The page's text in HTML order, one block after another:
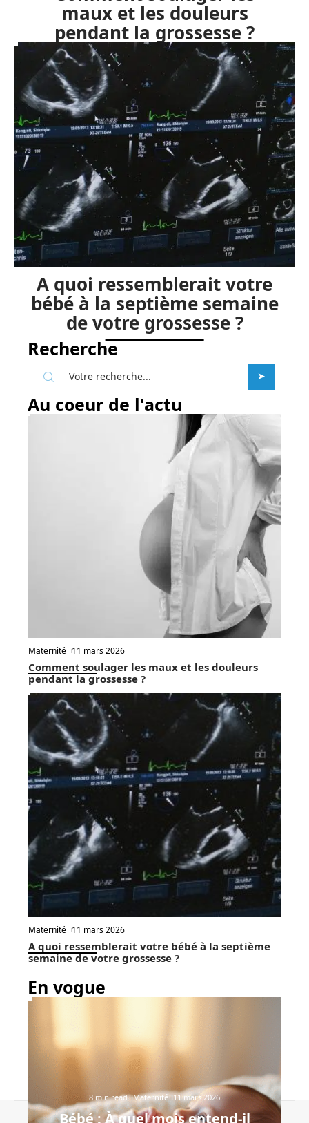
maux et les douleurs
pendant la grossesse ?
A quoi ressemblerait votre
bébé à la septième semaine
de votre grossesse ?
Recherche
Au coeur de l'actu
Maternité 11 mars 2026
Comment soulager les maux et les douleurs
pendant la grossesse ?
Maternité 11 mars 2026
A quoi ressemblerait votre bébé à la septième
semaine de votre grossesse ?
En vogue
8 min read Maternité 11 mars 2026
Bébé : À quel mois entend-il
Contact Mentions Légales Sitemap